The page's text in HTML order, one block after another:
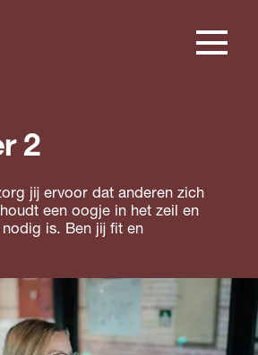
2
jij ervoor dat anderen zich
een oogje in het zeil en
is. Ben jij fit en